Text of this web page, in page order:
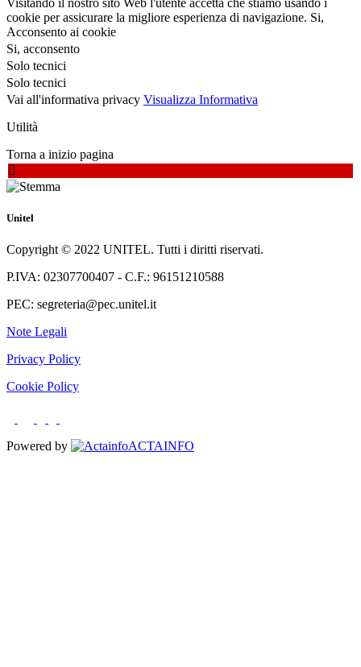
cookie per assicurare la migliore esperienza di navigazione. Si,
Acconsento ai cookie
Si, acconsento
Solo tecnici
Solo tecnici
Vai all'informativa privacy Visualizza Informativa
Utilità
Torna a inizio pagina
Unitel
Copyright © 2022 UNITEL. Tutti i diritti riservati.
P.IVA: 02307700407 - C.F.: 96151210588
PEC: segreteria@pec.unitel.it
Note Legali
Privacy Policy
Cookie Policy
Powered by ACTAINFO